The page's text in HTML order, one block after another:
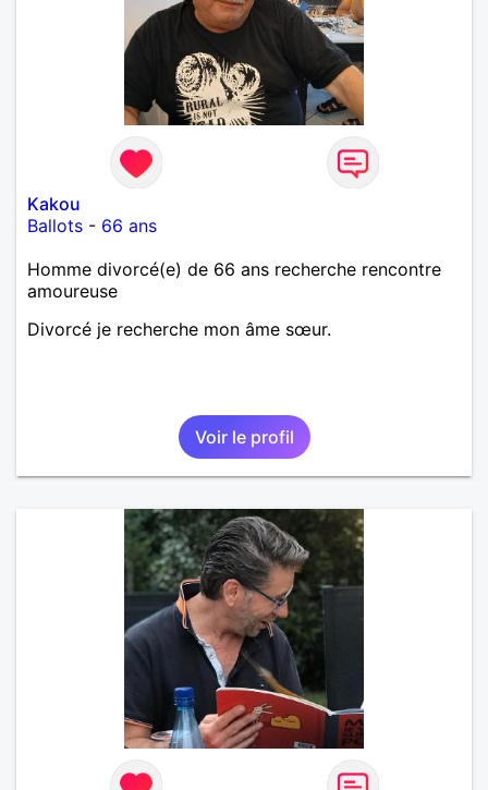
Kakou
Ballots - 66 ans
Homme divorcé(e) de 66 ans recherche rencontre
amoureuse
Divorcé je recherche mon âme sœur.
Voir le profil